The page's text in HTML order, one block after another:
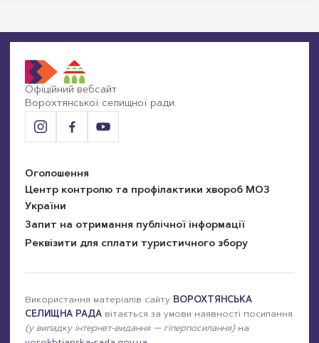
Офіційний вебсайт
Ворохтянської селищної ради.
Оголошення
Центр контролю та профілактики хвороб МОЗ
України
Запит на отримання публічної інформації
Реквізити для сплати туристичного збору
Використання матеріалів сайту ВОРОХТЯНСЬКА
СЕЛИЩНА РАДА вітається за умови наявності посилання
(у випадку інтернет-видання — гіперпосилання)на